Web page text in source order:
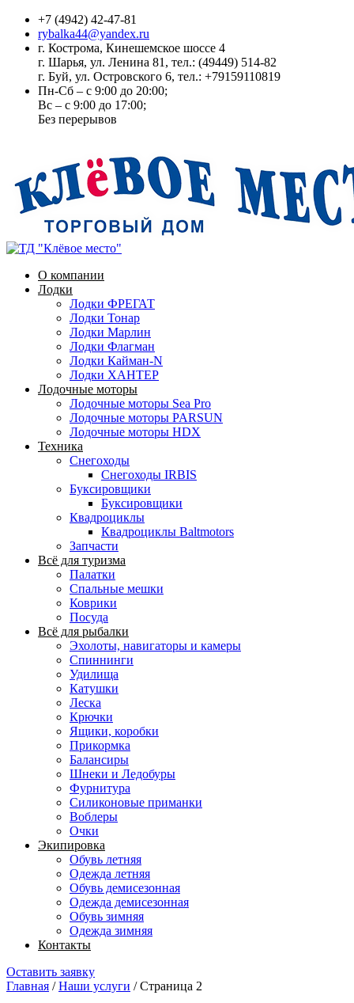
+7 (4942) 42-47-81
rybalka44@yandex.ru
г. Кострома, Кинешемское шоссе 4
г. Шарья, ул. Ленина 81, тел.: (49449) 514-82
г. Буй, ул. Островского 6, тел.: +79159110819
Пн-Сб – с 9:00 до 20:00;
Вс – с 9:00 до 17:00;
Без перерывов
О компании
Лодки
Лодки ФРЕГАТ
Лодки Тонар
Лодки Марлин
Лодки Флагман
Лодки Кайман-N
Лодки ХАНТЕР
Лодочные моторы
Лодочные моторы Sea Pro
Лодочные моторы PARSUN
Лодочные моторы HDX
Техника
Снегоходы
Снегоходы IRBIS
Буксировщики
Буксировщики
Квадроциклы
Квадроциклы Baltmotors
Запчасти
Всё для туризма
Палатки
Спальные мешки
Коврики
Посуда
Всё для рыбалки
Эхолоты, навигаторы и камеры
Спиннинги
Удилища
Катушки
Леска
Крючки
Ящики, коробки
Прикормка
Балансиры
Шнеки и Ледобуры
Фурнитура
Силиконовые приманки
Воблеры
Очки
Экипировка
Обувь летняя
Одежда летняя
Обувь демисезонная
Одежда демисезонная
Обувь зимняя
Одежда зимняя
Контакты
Оставить заявку
Главная /Наши услуги /Страница 2